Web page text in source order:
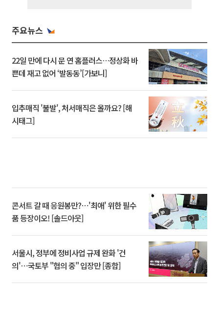
주요뉴스
22일 만에 다시 문 연 홈플러스…정상화 바
쁜데 재고 없어 ‘발동동’[가보니]
입추매직 '불발', 처서매직은 올까요? [해
시태그]
콘서트 갈 때 응원봉만?⋯'최애' 위한 필수
품 등장이오! [솔드아웃]
서울시, 정부에 정비사업 규제 완화 '건
의'⋯국토부 "협의 중" 입장만 [종합]